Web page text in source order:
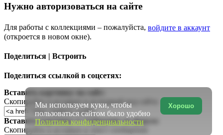
Нужно авторизоваться на сайте
Для работы с коллекциями – пожалуйста, войдите в аккаунт
(откроется в новом окне).
Поделиться | Встроить
Поделиться ссылкой в соцсетях:
Вставить картинку на сайт:
Скопируйте и вставьте в исходный код сайта
Вставить картинку в сообщение на форум:
Скопируйте и вставьте в текст сообщения
Хорошо
Мы используем куки, чтобы
пользоваться сайтом было удобно
Политика конфиденциальности